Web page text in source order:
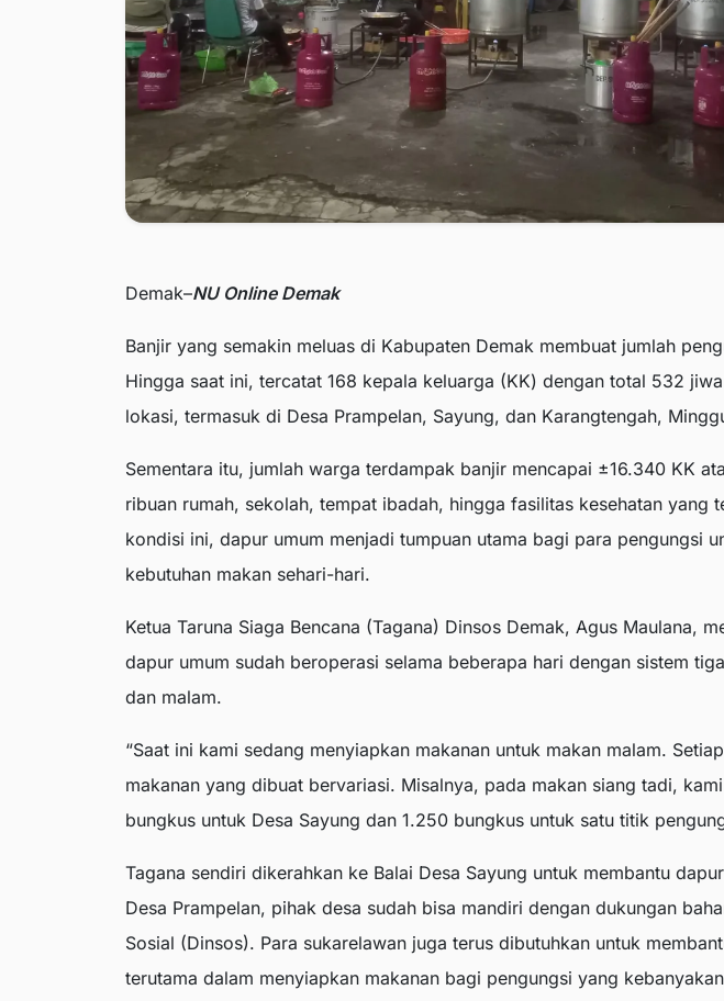
Demak–NU Online Demak
Banjir yang semakin meluas di Kabupaten Demak membuat jumlah
Hingga saat ini, tercatat 168 kepala keluarga (KK) dengan total 532
lokasi, termasuk di Desa Prampelan, Sayung, dan Karangtengah,
Sementara itu, jumlah warga terdampak banjir mencapai ±16.340 KK
ribuan rumah, sekolah, tempat ibadah, hingga fasilitas kesehatan yang
kondisi ini, dapur umum menjadi tumpuan utama bagi para pengungsi
kebutuhan makan sehari-hari.
Ketua Taruna Siaga Bencana (Tagana) Dinsos Demak, Agus Maulana,
dapur umum sudah beroperasi selama beberapa hari dengan sistem
dan malam.
“Saat ini kami sedang menyiapkan makanan untuk makan malam.
makanan yang dibuat bervariasi. Misalnya, pada makan siang tadi,
bungkus untuk Desa Sayung dan 1.250 bungkus untuk satu titik
Tagana sendiri dikerahkan ke Balai Desa Sayung untuk membantu
Desa Prampelan, pihak desa sudah bisa mandiri dengan dukungan
Sosial (Dinsos). Para sukarelawan juga terus dibutuhkan untuk
terutama dalam menyiapkan makanan bagi pengungsi yang